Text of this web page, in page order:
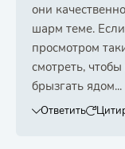
они
шарм теме.
просмотром
смотреть,
брызгать ядом...
Ответить